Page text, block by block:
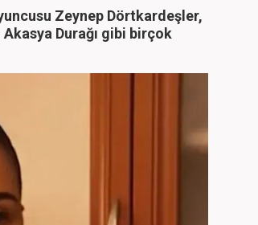
Zeynep Dörtkardeşler,
Durağı gibi birçok